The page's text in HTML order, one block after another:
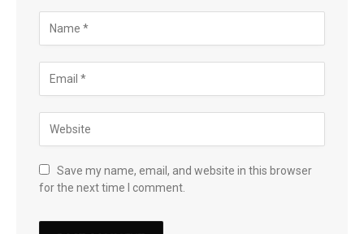
Save my name, email, and website in this browser
for the next time I comment.